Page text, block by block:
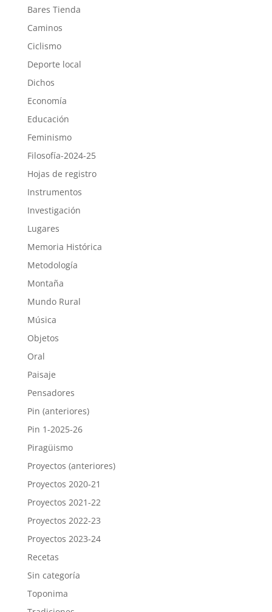
Bares Tienda
Caminos
Ciclismo
Deporte local
Dichos
Economía
Educación
Feminismo
Filosofía-2024-25
Hojas de registro
Instrumentos
Investigación
Lugares
Memoria Histórica
Metodología
Montaña
Mundo Rural
Música
Objetos
Oral
Paisaje
Pensadores
Pin (anteriores)
Pin 1-2025-26
Piragüismo
Proyectos (anteriores)
Proyectos 2020-21
Proyectos 2021-22
Proyectos 2022-23
Proyectos 2023-24
Recetas
Sin categoría
Toponima